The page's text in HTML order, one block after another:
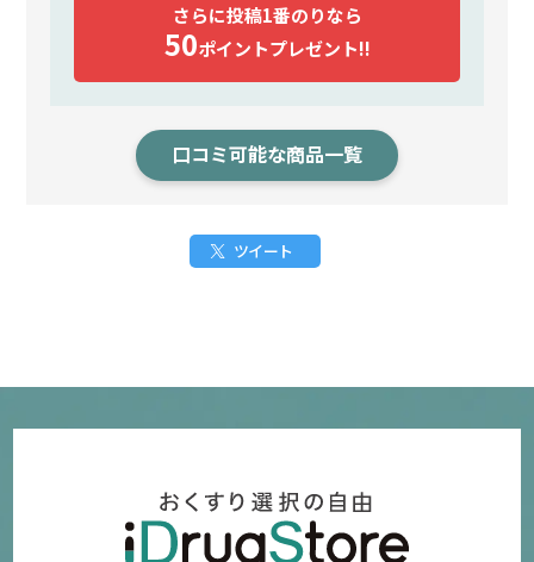
さらに投稿1番のりなら
50ポイントプレゼント!!
口コミ可能な商品一覧
ツイート